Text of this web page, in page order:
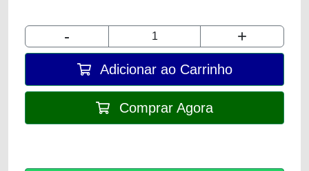
- +
Adicionar ao Carrinho
Comprar Agora